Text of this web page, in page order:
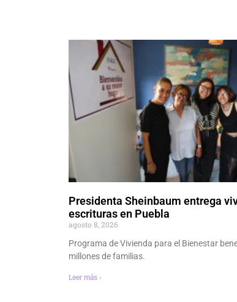
Presidenta Sheinbaum entrega
escrituras en Puebla
agosto 8, 2026
Programa de Vivienda para el Bienestar
millones de familias.
Leer más ›